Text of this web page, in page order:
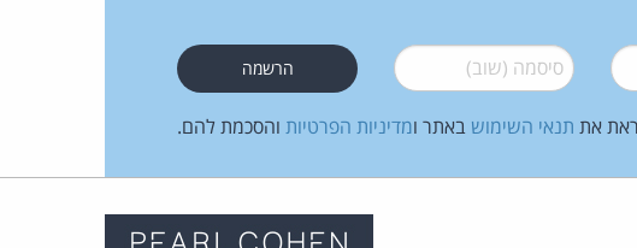
סיסמה (שוב)*
את תנאי השימוש באתר ומדיניות הפרטיות והסכמת להם.